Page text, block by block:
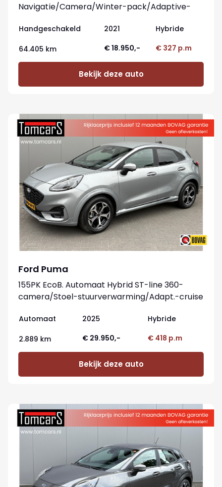
Navigatie/Camera/Winter-pack/Adaptive-
Handgeschakeld 2021 Hybride
64.405 km € 18.950,- € 327 p.m
Bekijk deze auto
Ford Puma
155PK EcoB. Automaat Hybrid ST-line 360-
camera/Stoel-stuurverwarming/Adapt.-cruise
Automaat 2025 Hybride
2.889 km € 29.950,- € 418 p.m
Bekijk deze auto